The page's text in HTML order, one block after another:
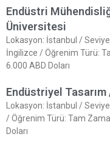
Endüstri
Üniversitesi
Lokasyon: İstanbul /
İngilizce / Öğrenim Türü:
6.000 ABD Doları
Endüstriyel
Lokasyon: İstanbul /
/ Öğrenim Türü: Tam
Doları